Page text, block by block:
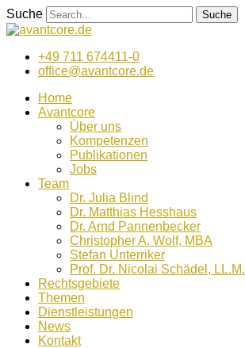
Zum
Inhalt
Suche Suche
+49 711 674411-0
office@avantcore.de
Home
Avantcore
Über uns
Kompetenzen
Publikationen
Jobs
Team
Dr. Julia Blind
Dr. Matthias Hesshaus
Dr. Arnd Pannenbecker
Christopher A. Wolf, MBA
Stefan Unterriker
Prof. Dr. Nicolai Schädel, LL.M.
Rechtsgebiete
Themen
Dienstleistungen
News
Kontakt